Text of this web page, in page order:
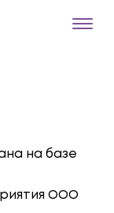
на базе
ООО